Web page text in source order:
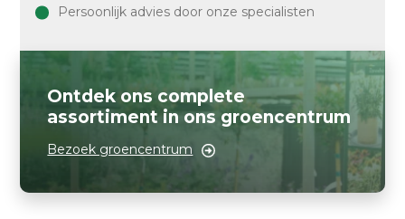
Persoonlijk advies door onze specialisten
Ontdek ons complete
assortiment in ons groencentrum
Bezoek groencentrum